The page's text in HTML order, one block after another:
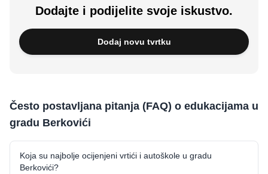
Dodajte i podijelite svoje iskustvo.
Dodaj novu tvrtku
Često postavljana pitanja (FAQ) o edukacijama u
gradu Berkovići
Koja su najbolje ocijenjeni vrtići i autoškole u gradu
Berkovići?